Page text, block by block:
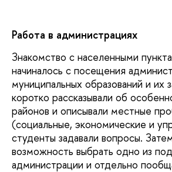
Работа в администрациях
Знакомство с населенными
начиналось с посещения
муниципальных образований и их
коротко рассказывали об
районов и описывали местные
(социальные, экономические и
студенты задавали вопросы.
возможность выбрать одно из
администрации и отдельно